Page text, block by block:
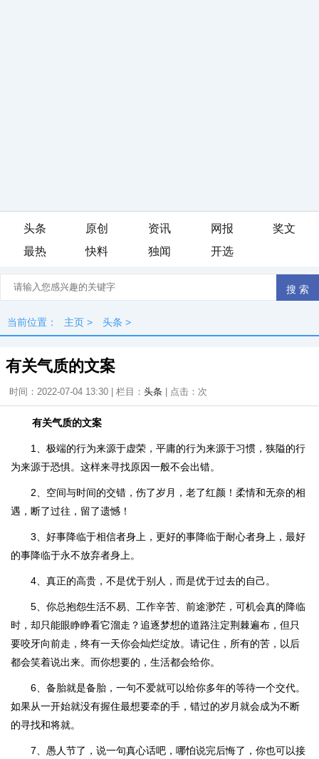
头条 原创 资讯 网报
奖文
最热
快料 独闻 开选
当前位置： 主页 > 头条 >
有关气质的文案
时间：2022-07-04 13:30 | 栏目： 头条 | 点击： 次
有关气质的文案
1、极端的行为来源于虚荣，平庸的行为来源于习惯，狭隘的行
为来源于恐惧。这样来寻找原因一般不会出错。
2、空间与时间的交错，伤了岁月，老了红颜！柔情和无奈的相
遇，断了过往，留了遗憾！
3、好事降临于相信者身上，更好的事降临于耐心者身上，最好
的事降临于永不放弃者身上。
4、真正的高贵，不是优于别人，而是优于过去的自己。
5、你总抱怨生活不易、工作辛苦、前途渺茫，可机会真的降临
时，却只能眼睁睁看它溜走？追逐梦想的道路注定荆棘遍布，但只
要咬牙向前走，终有一天你会灿烂绽放。请记住，所有的苦，以后
都会笑着说出来。而你想要的，生活都会给你。
6、备胎就是备胎，一句不爱就可以给你多年的等待一个交代。
如果从一开始就没有握住最想要牵的手，错过的岁月就会成为不断
的寻找和将就。
7、愚人节了，说一句真心话吧，哪怕说完后悔了，你也可以接